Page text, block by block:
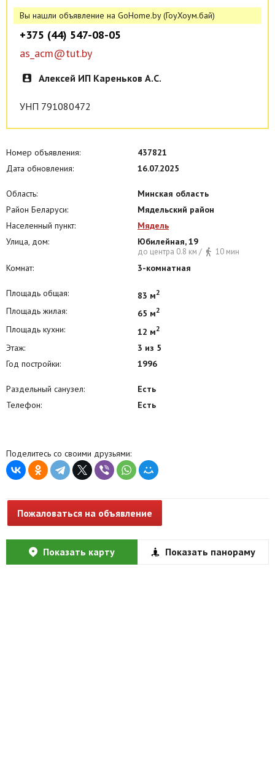
Вы нашли объявление на GoHome.by (ГоуХоум.бай)
+375 (44) 547-08-05
as_acm@tut.by
Алексей ИП Кареньков А.С.
УНП 791080472
Номер объявления:
437821
Дата обновления:
16.07.2025
Область:
Минская область
Район Беларуси:
Мядельский район
Населенный пункт:
Мядель
Улица, дом:
Юбилейная, 19
до центра 0.8 км / 10 мин
Комнат: 3-комнатная
Площадь общая: 83 м2
Площадь жилая: 65 м2
Площадь кухни: 12 м2
Этаж:
3 из 5
Год постройки:
1996
Раздельный санузел:
Есть
Телефон:
Есть
Поделитесь со своими друзьями:
Пожаловаться на объявление
Показать карту Показать панораму